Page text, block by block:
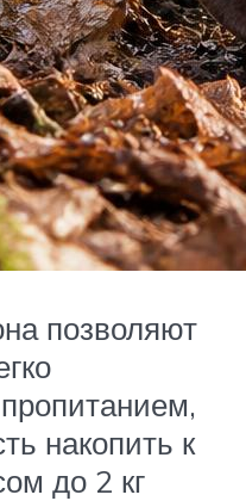
позволяют
накопить к
до 2 кг